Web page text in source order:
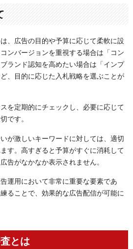
、広告の目的や予算に応じて柔軟に設
ンバージョンを重視する場合は「コン
ランド認知を高めたい場合は「インプ
、目的に応じた入札戦略を選ぶことが
を定期的にチェックし、必要に応じて
です。
が激しいキーワードに対しては、適切
す。高すぎると予算がすぐに消耗して
告がなかなか表示されません。
運用において非常に重要な要素であ
ることで、効果的な広告配信が可能に
とは